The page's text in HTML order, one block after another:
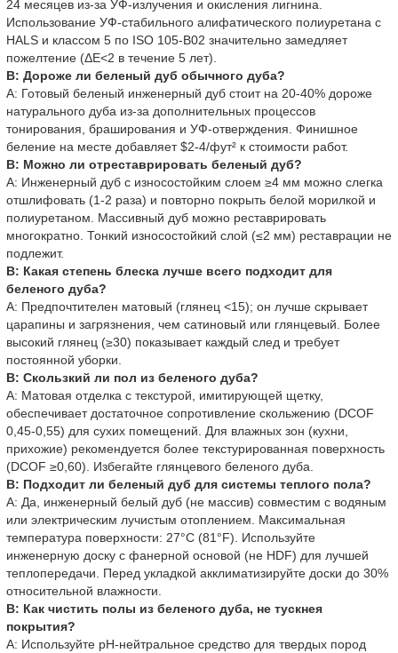
24 месяцев из-за УФ-излучения и окисления лигнина.
Использование УФ-стабильного алифатического полиуретана с
HALS и классом 5 по ISO 105-B02 значительно замедляет
пожелтение (ΔE<2 в течение 5 лет).
В: Дороже ли беленый дуб обычного дуба?
A: Готовый беленый инженерный дуб стоит на 20-40% дороже
натурального дуба из-за дополнительных процессов
тонирования, браширования и УФ-отверждения. Финишное
беление на месте добавляет $2-4/фут² к стоимости работ.
В: Можно ли отреставрировать беленый дуб?
A: Инженерный дуб с износостойким слоем ≥4 мм можно слегка
отшлифовать (1-2 раза) и повторно покрыть белой морилкой и
полиуретаном. Массивный дуб можно реставрировать
многократно. Тонкий износостойкий слой (≤2 мм) реставрации не
подлежит.
В: Какая степень блеска лучше всего подходит для
беленого дуба?
A: Предпочтителен матовый (глянец <15); он лучше скрывает
царапины и загрязнения, чем сатиновый или глянцевый. Более
высокий глянец (≥30) показывает каждый след и требует
постоянной уборки.
В: Скользкий ли пол из беленого дуба?
A: Матовая отделка с текстурой, имитирующей щетку,
обеспечивает достаточное сопротивление скольжению (DCOF
0,45-0,55) для сухих помещений. Для влажных зон (кухни,
прихожие) рекомендуется более текстурированная поверхность
(DCOF ≥0,60). Избегайте глянцевого беленого дуба.
В: Подходит ли беленый дуб для системы теплого пола?
A: Да, инженерный белый дуб (не массив) совместим с водяным
или электрическим лучистым отоплением. Максимальная
температура поверхности: 27°C (81°F). Используйте
инженерную доску с фанерной основой (не HDF) для лучшей
теплопередачи. Перед укладкой акклиматизируйте доски до 30%
относительной влажности.
В: Как чистить полы из беленого дуба, не тускнея
покрытия?
A: Используйте pH-нейтральное средство для твердых пород